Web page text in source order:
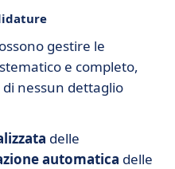
gestire le
e completo,
nessun dettaglio
delle
automatica delle